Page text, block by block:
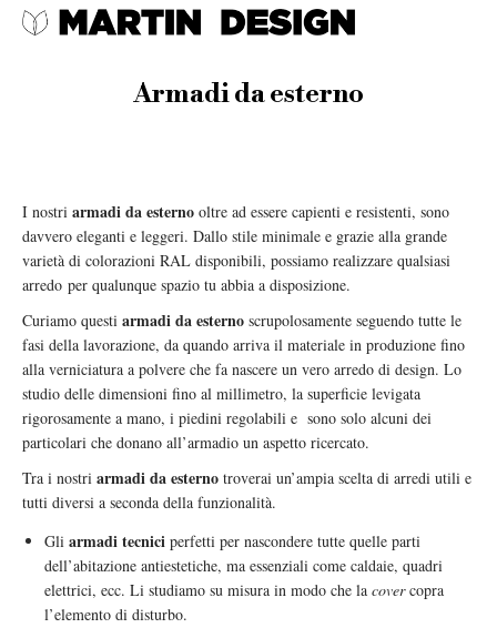
Armadi da esterno
I nostri armadi da esterno oltre ad essere capienti e resistenti, sono
davvero eleganti e leggeri. Dallo stile minimale e grazie alla grande
varietà di colorazioni RAL disponibili, possiamo realizzare qualsiasi
arredo per qualunque spazio tu abbia a disposizione.
Curiamo questi armadi da esterno scrupolosamente seguendo tutte le
fasi della lavorazione, da quando arriva il materiale in produzione fino
alla verniciatura a polvere che fa nascere un vero arredo di design. Lo
studio delle dimensioni fino al millimetro, la superficie levigata
rigorosamente a mano, i piedini regolabili e sono solo alcuni dei
particolari che donano all’armadio un aspetto ricercato.
Tra i nostri armadi da esterno troverai un’ampia scelta di arredi utili e
tutti diversi a seconda della funzionalità.
Gli armadi tecnici perfetti per nascondere tutte quelle parti
dell’abitazione antiestetiche, ma essenziali come caldaie, quadri
elettrici, ecc. Li studiamo su misura in modo che la covercopra
l’elemento di disturbo.